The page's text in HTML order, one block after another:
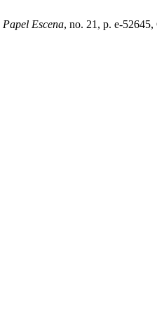
Papel Escena, no. 21, p. e-